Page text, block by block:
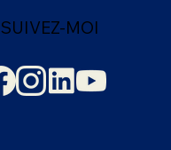
SUIVEZ-MOI